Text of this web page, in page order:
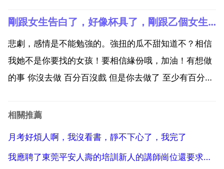
月放一次的,我那學校也很嚴,不讓帶手機,後來也的確距
離很是問題,沒在一起.還有一種是釣你當備胎,我姐妹...
剛跟女生告白了，好像杯具了，剛跟乙個女生告白了，好像杯具了？
悲劇，感情是不能勉強的。強扭的瓜不甜知道不？相信
我她不是你要找的女孩！要相信緣份哦，加油！有想做
的事 你沒去做 百分百沒戲 但是你去做了 至少有百分之
是你的 懂？不一定，看以後幾天她對你的態度吧。我也
相關推薦
月考好煩人啊，我沒看書，靜不下心了，我完了
我應聘了東莞平安人壽的培訓新人的講師崗位還要求本科，人力